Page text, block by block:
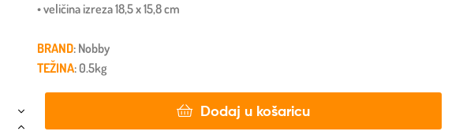
• veličina izreza 18,5 x 15,8 cm
BRAND: Nobby
TEŽINA: 0.5kg
Dodaj u košaricu